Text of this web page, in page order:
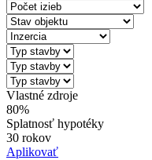
Vlastné zdroje
80%
Splatnosť hypotéky
30 rokov
Aplikovať